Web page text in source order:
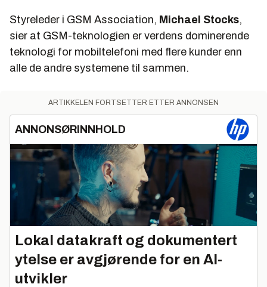
Styreleder i GSM Association, Michael Stocks,
sier at GSM-teknologien er verdens dominerende
teknologi for mobiltelefoni med flere kunder enn
alle de andre systemene til sammen.
ARTIKKELEN FORTSETTER ETTER ANNONSEN
ANNONSØRINNHOLD
Lokal datakraft og dokumentert
ytelse er avgjørende for en AI-
utvikler